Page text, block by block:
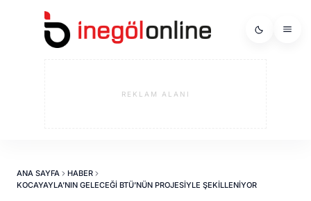
REKLAM ALANI
ANA SAYFA
HABER
KOCAYAYLA’NIN GELECEĞI BTÜ’NÜN PROJESIYLE ŞEKILLENIYOR